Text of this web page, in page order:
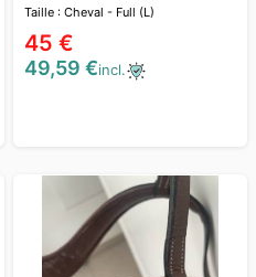
Taille : Cheval - Full (L)
45 €
49,59 €incl.